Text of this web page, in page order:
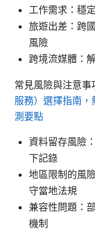
工作需求：穩
旅遊出差：跨
風險
跨境流媒體：
常見風險與注意事
服務）選擇指南
測要點
資料留存風險
下記錄
地區限制的風
守當地法規
兼容性問題：
機制